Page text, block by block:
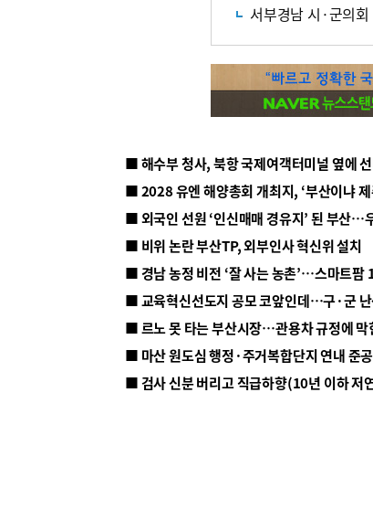
서부경남 시·군의
■ 해수부 청사, 북항 국제여객터미널 옆에
■ 2028 유엔 해양총회 개최지, ‘부산이냐
■ 외국인 선원 ‘인신매매 경유지’ 된 부산…
■ 비위 논란 부산TP, 외부인사 혁신위 설치
■ 르노 못 타는 부산시장…관용차 규정에 막
■ 마산 원도심 행정·주거복합단지 연내 준